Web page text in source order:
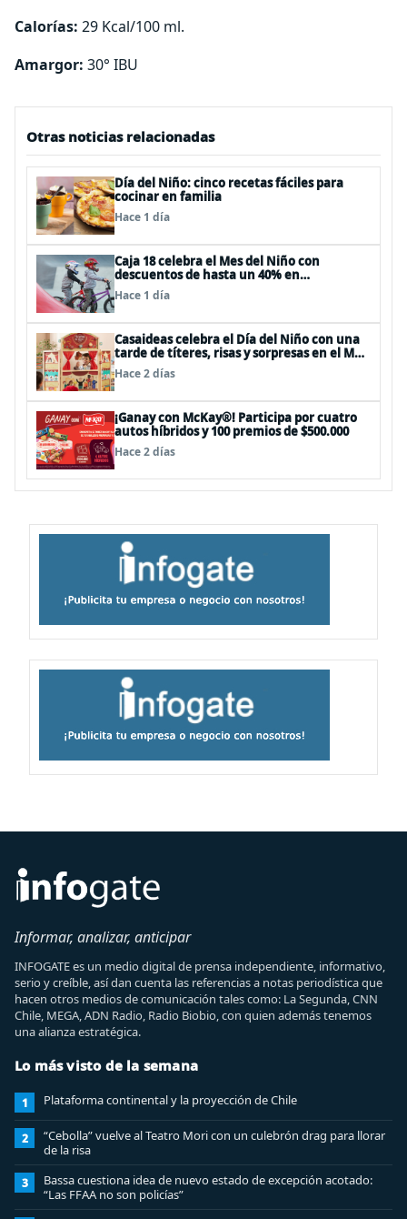
Calorías: 29 Kcal/100 ml.
Amargor: 30° IBU
Otras noticias relacionadas
Día del Niño: cinco recetas fáciles para
cocinar en familia
Hace 1 día
Caja 18 celebra el Mes del Niño con
descuentos de hasta un 40% en
panoramas, cine, shows y streaming
Hace 1 día
Casaideas celebra el Día del Niño con una
tarde de títeres, risas y sorpresas en el Mall
Plaza Vespucio
Hace 2 días
¡Ganay con McKay®! Participa por cuatro
autos híbridos y 100 premios de $500.000
Hace 2 días
Informar, analizar, anticipar
INFOGATE es un medio digital de prensa independiente, informativo,
serio y creíble, así dan cuenta las referencias a notas periodística que
hacen otros medios de comunicación tales como: La Segunda, CNN
Chile, MEGA, ADN Radio, Radio Biobio, con quien además tenemos
una alianza estratégica.
Lo más visto de la semana
1 Plataforma continental y la proyección de Chile
2
“Cebolla” vuelve al Teatro Mori con un culebrón drag para llorar
de la risa
3
Bassa cuestiona idea de nuevo estado de excepción acotado:
“Las FFAA no son policías”